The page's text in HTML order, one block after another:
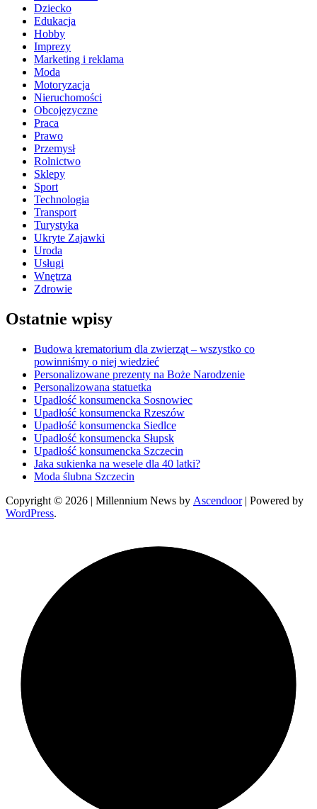
Dziecko
Edukacja
Hobby
Imprezy
Marketing i reklama
Moda
Motoryzacja
Nieruchomości
Obcojęzyczne
Praca
Prawo
Przemysł
Rolnictwo
Sklepy
Sport
Technologia
Transport
Turystyka
Ukryte Zajawki
Uroda
Usługi
Wnętrza
Zdrowie
Ostatnie wpisy
Budowa krematorium dla zwierząt – wszystko co
powinniśmy o niej wiedzieć
Personalizowane prezenty na Boże Narodzenie
Personalizowana statuetka
Upadłość konsumencka Sosnowiec
Upadłość konsumencka Rzeszów
Upadłość konsumencka Siedlce
Upadłość konsumencka Słupsk
Upadłość konsumencka Szczecin
Jaka sukienka na wesele dla 40 latki?
Moda ślubna Szczecin
Copyright © 2026 | Millennium News by Ascendoor| Powered by
WordPress.